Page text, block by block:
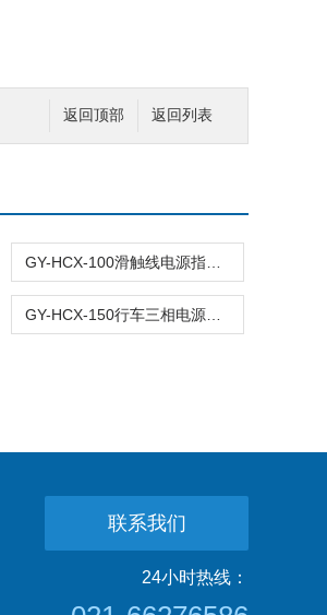
返回列表
返回顶部
联系我们
24小时热线：